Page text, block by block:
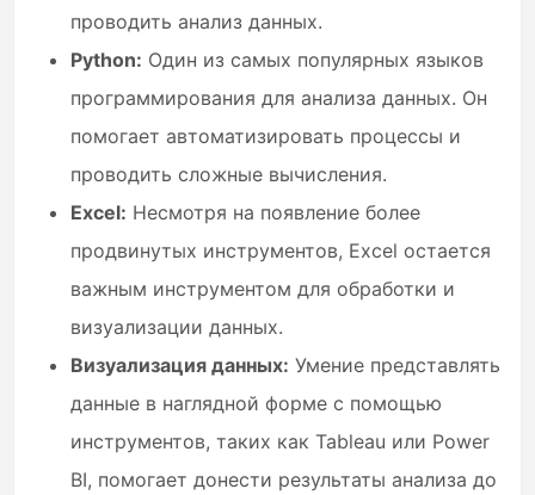
проводить анализ данных.
Python: Один из самых популярных языков
программирования для анализа данных. Он
помогает автоматизировать процессы и
проводить сложные вычисления.
Excel: Несмотря на появление более
продвинутых инструментов, Excel остается
важным инструментом для обработки и
визуализации данных.
Визуализация данных: Умение представлять
данные в наглядной форме с помощью
инструментов, таких как Tableau или Power
BI, помогает донести результаты анализа до